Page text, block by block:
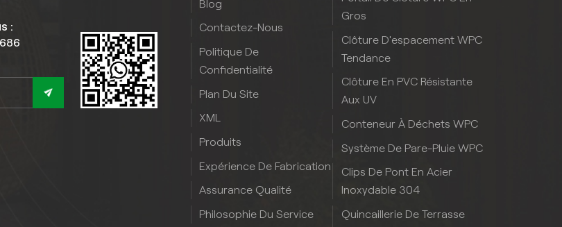
:
Blog
Contactez-Nous
Politique De
Confidentialité
Plan Du Site
XML
Produits
Expérience De Fabrication
Assurance Qualité
Philosophie Du Service
Gros
Clôture D'espacement WPC
Tendance
Clôture En PVC Résistante
Aux UV
Conteneur À Déchets WPC
Système De Pare-Pluie WPC
Clips De Pont En Acier
Inoxydable 304
Quincaillerie De Terrasse